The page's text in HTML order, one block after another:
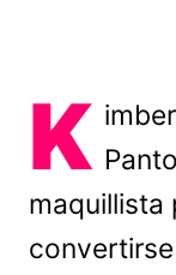
K
maquillista